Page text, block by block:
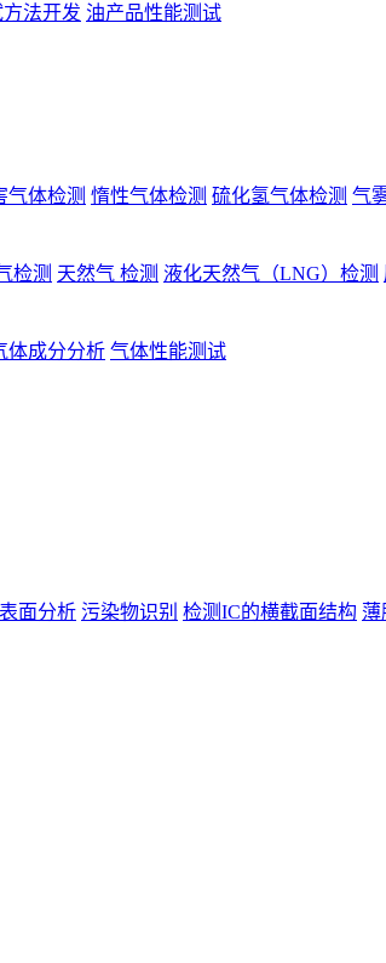
法开发 油产品性能测试
气体检测 惰性气体检测 硫化氢气体检测 气
检测 天然气 检测 液化天然气（LNG）检测
体成分分析 气体性能测试
表面分析 污染物识别 检测IC的横截面结构 薄